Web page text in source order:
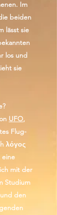
Im
beiden
lässt sie
los und
sie
UFO,
Flug-
λόγος
eine
mit der
Studium
den